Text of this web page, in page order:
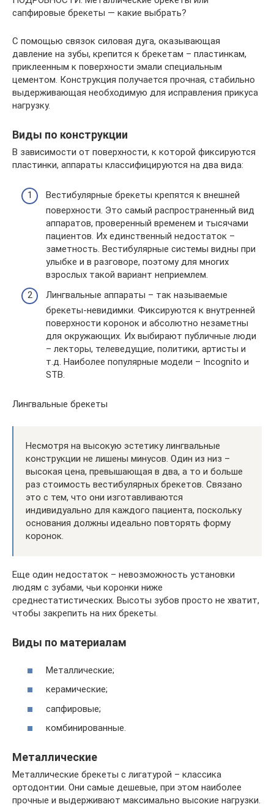
сапфировые брекеты — какие выбрать?
С помощью связок силовая дуга, оказывающая
давление на зубы, крепится к брекетам – пластинкам,
приклеенным к поверхности эмали специальным
цементом. Конструкция получается прочная, стабильно
выдерживающая необходимую для исправления прикуса
нагрузку.
Виды по конструкции
В зависимости от поверхности, к которой фиксируются
пластинки, аппараты классифицируются на два вида:
Вестибулярные брекеты крепятся к внешней
поверхности. Это самый распространенный вид
аппаратов, проверенный временем и тысячами
пациентов. Их единственный недостаток –
заметность. Вестибулярные системы видны при
улыбке и в разговоре, поэтому для многих
взрослых такой вариант неприемлем.
Лингвальные аппараты – так называемые
брекеты-невидимки. Фиксируются к внутренней
поверхности коронок и абсолютно незаметны
для окружающих. Их выбирают публичные люди
– лекторы, телеведущие, политики, артисты и
т.д. Наиболее популярные модели – Incognito и
STB.
Лингвальные брекеты
Несмотря на высокую эстетику лингвальные
конструкции не лишены минусов. Один из низ –
высокая цена, превышающая в два, а то и больше
раз стоимость вестибулярных брекетов. Связано
это с тем, что они изготавливаются
индивидуально для каждого пациента, поскольку
основания должны идеально повторять форму
коронок.
Еще один недостаток – невозможность установки
людям с зубами, чьи коронки ниже
среднестатистических. Высоты зубов просто не хватит,
чтобы закрепить на них брекеты.
Виды по материалам
Металлические;
керамические;
сапфировые;
комбинированные.
Металлические
Металлические брекеты с лигатурой – классика
ортодонтии. Они самые дешевые, при этом наиболее
прочные и выдерживают максимально высокие нагрузки.